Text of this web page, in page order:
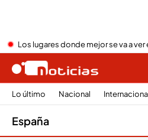
Los lugares donde mejor se va a
Lo último Nacional
España